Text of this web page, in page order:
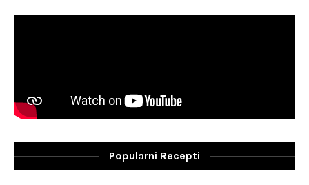
Popularni Recepti